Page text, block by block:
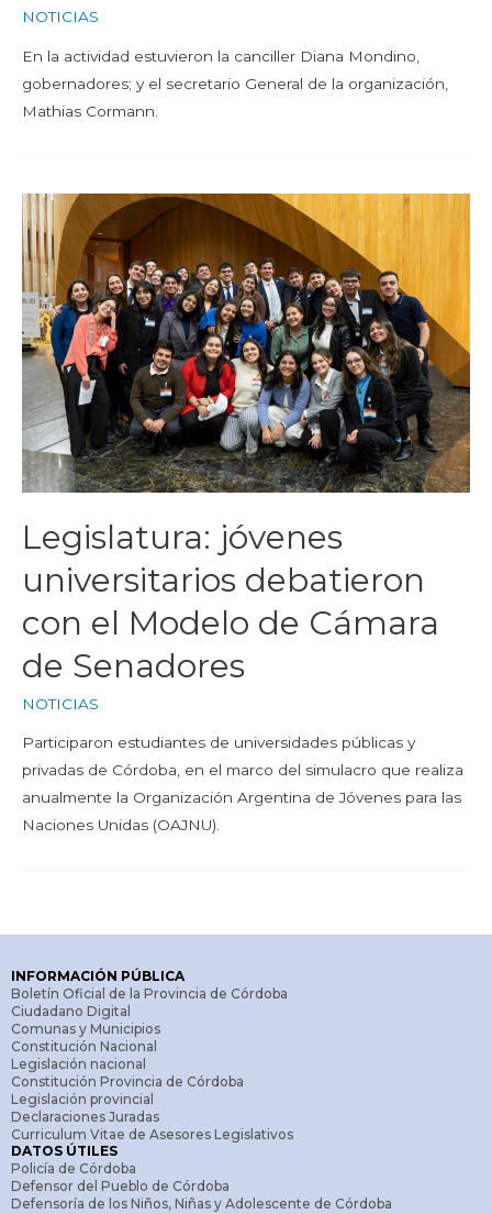
NOTICIAS
En la actividad estuvieron la canciller Diana Mondino,
gobernadores; y el secretario General de la organización,
Mathias Cormann.
Legislatura: jóvenes
universitarios debatieron
con el Modelo de Cámara
de Senadores
NOTICIAS
Participaron estudiantes de universidades públicas y
privadas de Córdoba, en el marco del simulacro que realiza
anualmente la Organización Argentina de Jóvenes para las
Naciones Unidas (OAJNU).
INFORMACIÓN PÚBLICA
Boletín Oficial de la Provincia de Córdoba
Ciudadano Digital
Comunas y Municipios
Constitución Nacional
Legislación nacional
Constitución Provincia de Córdoba
Legislación provincial
Declaraciones Juradas
Curriculum Vitae de Asesores Legislativos
DATOS ÚTILES
Policía de Córdoba
Defensor del Pueblo de Córdoba
Defensoría de los Niños, Niñas y Adolescente de Córdoba